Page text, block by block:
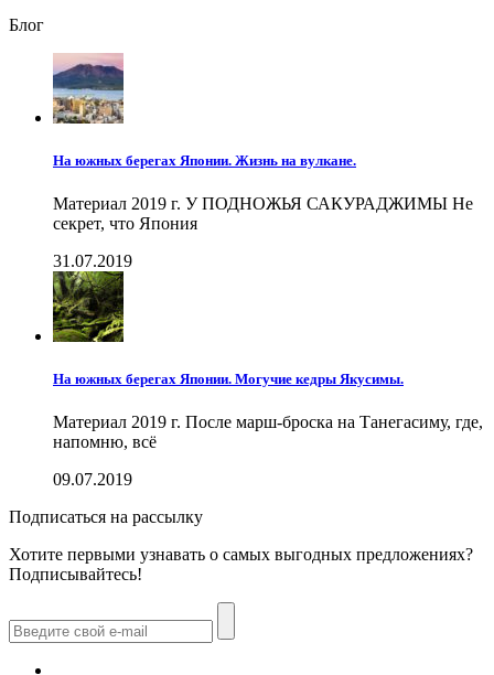
Блог
На южных берегах Японии. Жизнь на вулкане.
Материал 2019 г. У ПОДНОЖЬЯ САКУРАДЖИМЫ Не
секрет, что Япония
31.07.2019
На южных берегах Японии. Могучие кедры Якусимы.
Материал 2019 г. После марш-броска на Танегасиму, где,
напомню, всё
09.07.2019
Подписаться на рассылку
Хотите первыми узнавать о самых выгодных предложениях?
Подписывайтесь!